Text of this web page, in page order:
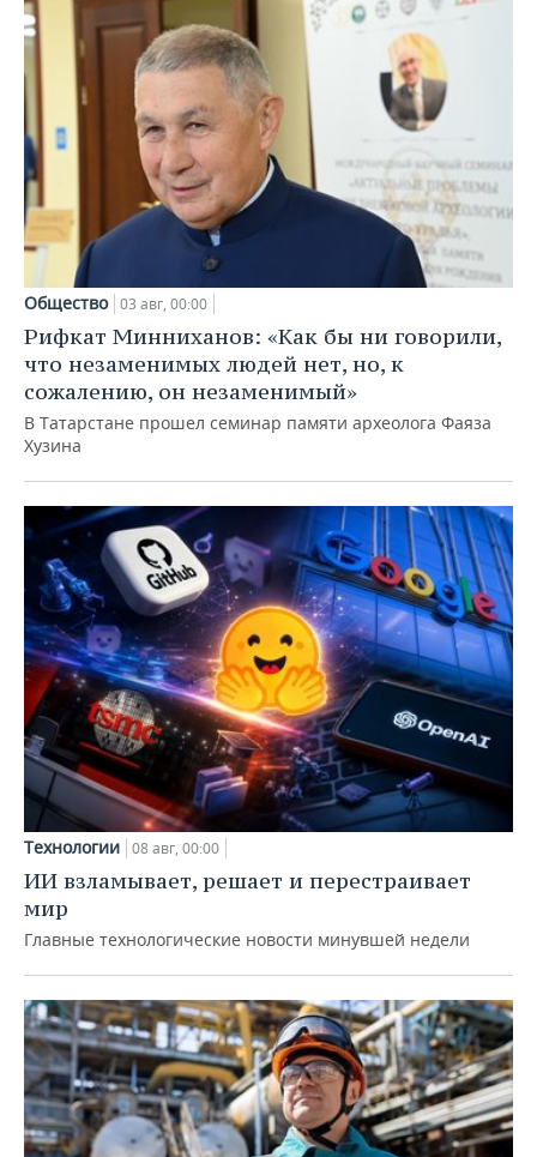
Общество 03 авг, 00:00
Рифкат Минниханов: «Как бы ни говорили,
что незаменимых людей нет, но, к
сожалению, он незаменимый»
В Татарстане прошел семинар памяти археолога Фаяза
Хузина
Технологии 08 авг, 00:00
ИИ взламывает, решает и перестраивает
мир
Главные технологические новости минувшей недели